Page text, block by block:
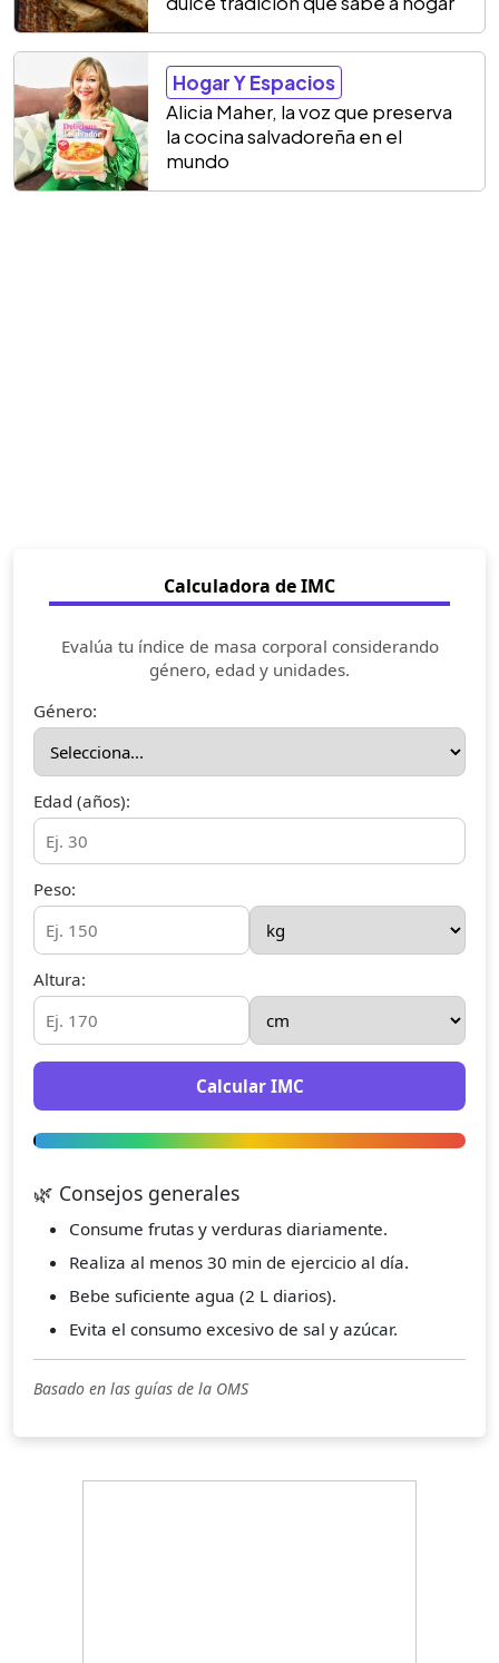
Hogar Y Espacios
Alicia Maher, la voz que preserva
la cocina salvadoreña en el
mundo
Calculadora de IMC
Evalúa tu índice de masa corporal considerando
género, edad y unidades.
Género:
Edad (años):
Peso:
Altura:
Calcular IMC
🌿 Consejos generales
Consume frutas y verduras diariamente.
Realiza al menos 30 min de ejercicio al día.
Bebe suficiente agua (2 L diarios).
Evita el consumo excesivo de sal y azúcar.
Basado en las guías de la OMS